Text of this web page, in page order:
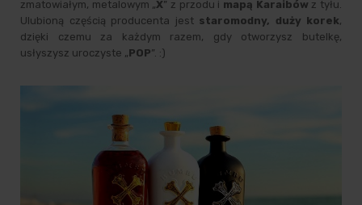
zmatowiałym, metalowym „X” z przodu i mapą Karaibów z tyłu.
Ulubioną częścią producenta jest staromodny, duży korek,
dzięki czemu za każdym razem, gdy otworzysz butelkę,
usłyszysz uroczyste „POP”. :)